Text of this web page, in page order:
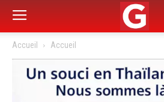
Accueil Accueil